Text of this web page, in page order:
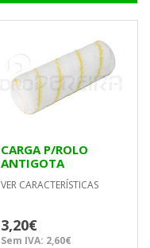
CARGA P/ROLO
ANTIGOTA
P/TECTOS E
VER CARACTERÍSTICAS
3,20€
Sem IVA: 2,60€